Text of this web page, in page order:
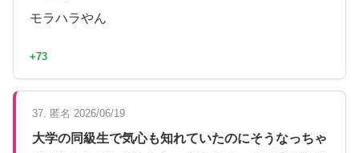
モラハラやん
+73
37. 匿名 2026/06/19
大学の同級生で気心も知れていたのにそうなっちゃ